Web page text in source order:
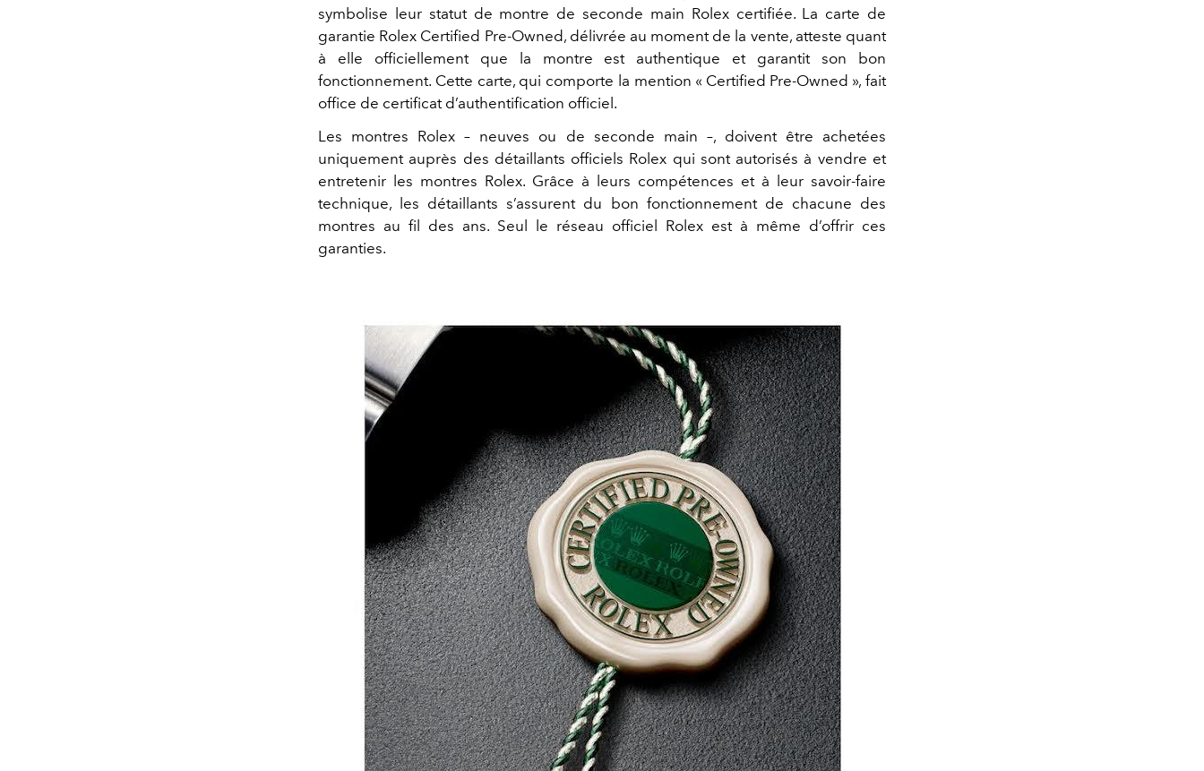
symbolise leur statut de montre de seconde main Rolex certifiée. La carte de
garantie Rolex Certified Pre‑Owned, délivrée au moment de la vente, atteste quant
à elle officiellement que la montre est authentique et garantit son bon
fonctionnement. Cette carte, qui comporte la mention « Certified Pre‑Owned », fait
office de certificat d’authentification officiel.
Les montres Rolex – neuves ou de seconde main –, doivent être achetées
uniquement auprès des détaillants officiels Rolex qui sont autorisés à vendre et
entretenir les montres Rolex. Grâce à leurs compétences et à leur savoir‑faire
technique, les détaillants s’assurent du bon fonctionnement de chacune des
montres au fil des ans. Seul le réseau officiel Rolex est à même d’offrir ces
garanties.